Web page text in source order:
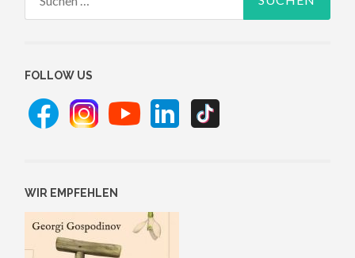
FOLLOW US
WIR EMPFEHLEN